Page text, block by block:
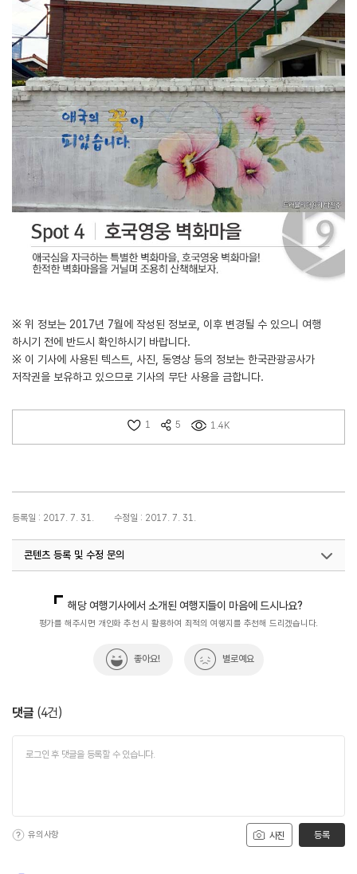
※ 위 정보는 2017년 7월에 작성된 정보로, 이후 변경될 수 있으니 여행
하시기 전에 반드시 확인하시기 바랍니다.
※ 이 기사에 사용된 텍스트, 사진, 동영상 등의 정보는 한국관광공사가
저작권을 보유하고 있으므로 기사의 무단 사용을 금합니다.
1 5 1.4K
등록일 : 2017. 7. 31. 수정일 : 2017. 7. 31.
콘텐츠 등록 및 수정 문의
해당 여행기사에서 소개된 여행지들이 마음에 드시나요?
평가를 해주시면 개인화 추천 시 활용하여 최적의 여행지를 추천해 드리겠습니다.
좋아요! 별로예요
댓글 (4건)
사진
유의사항 등록